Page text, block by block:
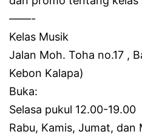
——-
Kelas Musik
Jalan Moh. Toha no.17 ,
Kebon Kalapa)
Buka:
Selasa pukul 12.00-19.00
Rabu, Kamis, Jumat, dan